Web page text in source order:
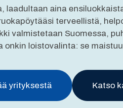
aina
terveellistä,
valmistetaan Suomessa,
onkin loistovalinta: se
yrityksestä Katso